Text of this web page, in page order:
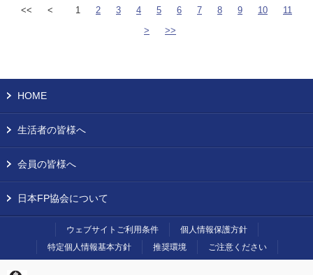
<< < 1 2 3 4 5 6 7 8 9 10
11
>
>>
HOME
生活者の皆様へ
会員の皆様へ
日本FP協会について
ウェブサイトご利用条件
個人情報保護方針
特定個人情報基本方針
推奨環境 ご注意ください